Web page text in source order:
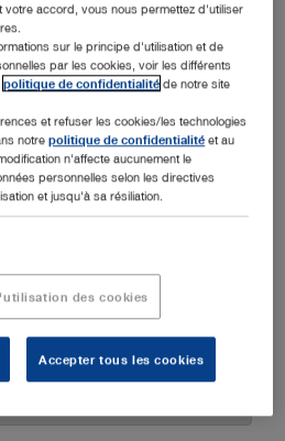
votre accord, vous nous permettez d'utiliser
sur le principe d'utilisation et de
par les cookies, voir les différents
politique de confidentialité de notre site
et refuser les cookies/les technologies
notrepolitique de confidentialité et au
n'affecte aucunement le
personnelles selon les directives
et jusqu'à sa résiliation.
des cookies
Accepter tous les cookies